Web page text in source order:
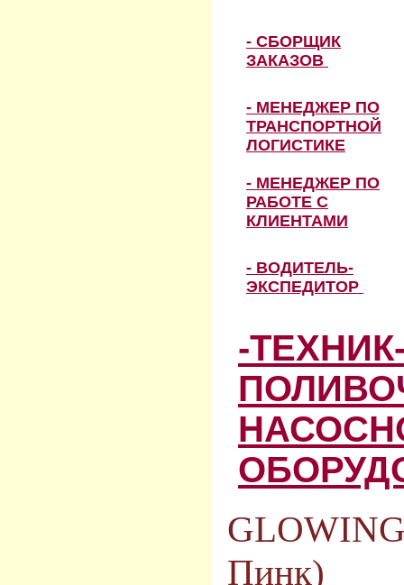
- СБОРЩИК
ЗАКАЗОВ
- МЕНЕДЖЕР ПО
ТРАНСПОРТНОЙ
ЛОГИСТИКЕ
- МЕНЕДЖЕР ПО
РАБОТЕ С
КЛИЕНТАМИ
- ВОДИТЕЛЬ-
ЭКСПЕДИТОР
-
Пинк)